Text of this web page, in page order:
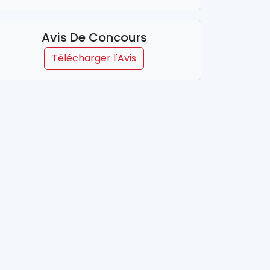
Avis De Concours
Télécharger l'Avis